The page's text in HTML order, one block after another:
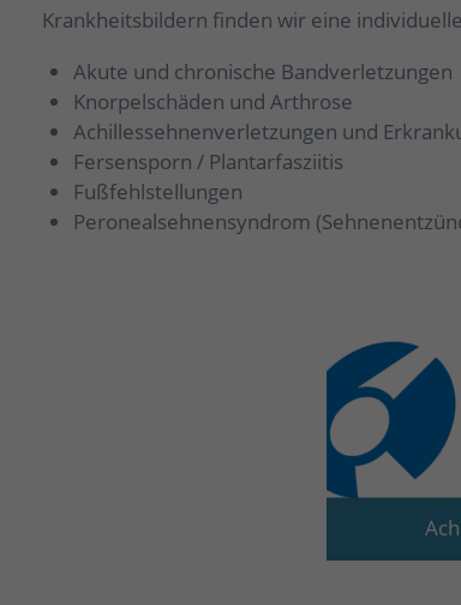
Krankheitsbildern finden wir eine
Akute und chronische Bandverletzungen
Knorpelschäden und Arthrose
Achillessehnenverletzungen und
Fersensporn / Plantarfasziitis
Fußfehlstellungen
Peronealsehnensyndrom